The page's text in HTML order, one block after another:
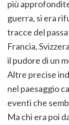
più
guerra, si era
tracce del
Francia,
il pudore di un
Altre precise
nel paesaggio
eventi che
Ma chi era poi